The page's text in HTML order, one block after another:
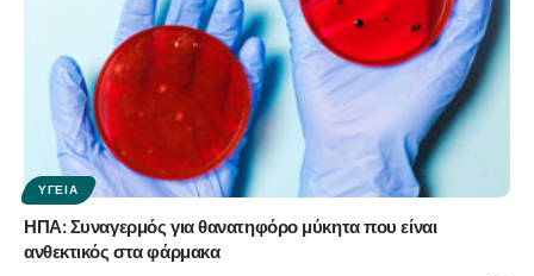
ΥΓΕΊΑ
ΗΠΑ: Συναγερμός για θανατηφόρο μύκητα που είναι
ανθεκτικός στα φάρμακα